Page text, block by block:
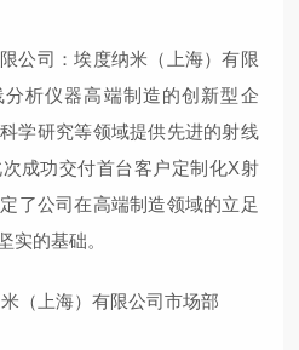
公司 ：埃度纳米（上海）有限
析仪器高端制造的创新型企
学研究等领域提供先进的射线
成功交付首台客户定制化X射
了公司在高端制造领域的立足
实的基础。
（上海）有限公司市场部